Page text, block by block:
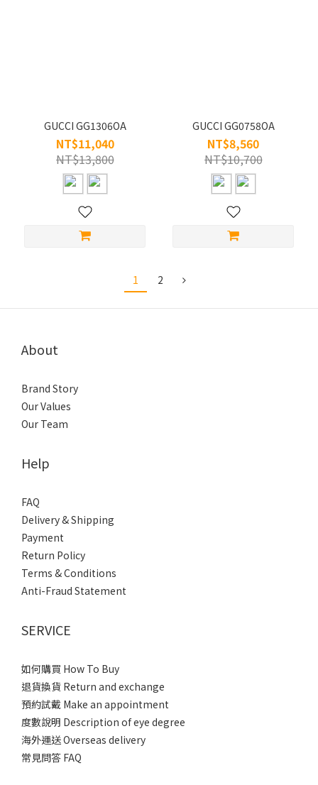
GUCCI GG1306OA
NT$11,040
NT$13,800
GUCCI GG0758OA
NT$8,560
NT$10,700
1 2
About
Brand Story
Our Values
Our Team
Help
FAQ
Delivery & Shipping
Payment
Return Policy
Terms & Conditions
Anti-Fraud Statement
SERVICE
如何購買 How To Buy
退貨換貨 Return and exchange
預約試戴 Make an appointment
度數說明 Description of eye degree
海外運送 Overseas delivery
常見問答 FAQ